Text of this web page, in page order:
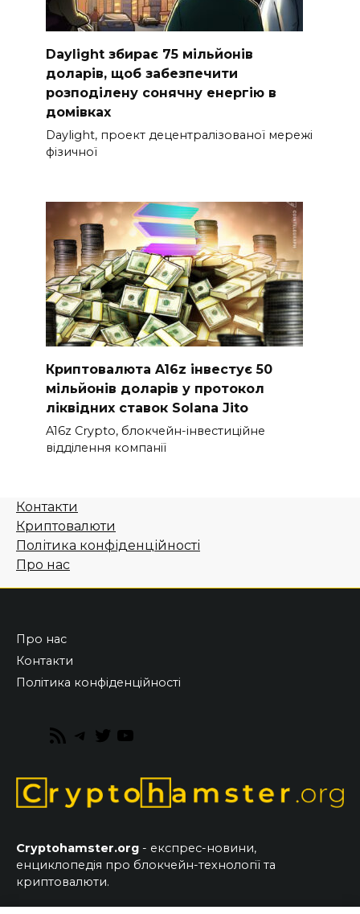
Daylight збирає 75 мільйонів
доларів, щоб забезпечити
розподілену сонячну енергію в
домівках
Daylight, проект децентралізованої мережі
фізичної
Криптовалюта A16z інвестує 50
мільйонів доларів у протокол
ліквідних ставок Solana Jito
A16z Crypto, блокчейн-інвестиційне
відділення компанії
Контакти
Криптовалюти
Політика конфіденційності
Про нас
Про нас
Контакти
Політика конфіденційності
RSS
Telegram
Twitter
Cryptohamster.org - експрес-новини,
енциклопедія про блокчейн-технології та
криптовалюти.